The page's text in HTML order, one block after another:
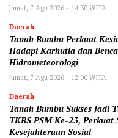
Jumat, 7 Agu 2026 - 14:30 WITA
Daerah
Tanah Bumbu Perkuat
Hadapi Karhutla dan
Hidrometeorologi
Jumat, 7 Agu 2026 - 12:00 WITA
Daerah
Tanah Bumbu Sukses Jadi
TKBS PSM Ke-23, Perkuat
Kesejahteraan Sosial